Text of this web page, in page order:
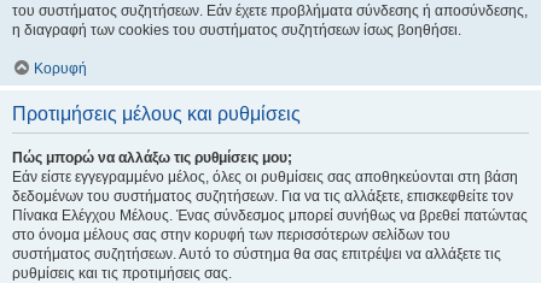
του συστήματος συζητήσεων. Εάν έχετε προβλήματα σύνδεσης ή αποσύνδεσης,
η διαγραφή των cookies του συστήματος συζητήσεων ίσως βοηθήσει.
Κορυφή
Προτιμήσεις μέλους και ρυθμίσεις
Πώς μπορώ να αλλάξω τις ρυθμίσεις μου;
Εάν είστε εγγεγραμμένο μέλος, όλες οι ρυθμίσεις σας αποθηκεύονται στη βάση
δεδομένων του συστήματος συζητήσεων. Για να τις αλλάξετε, επισκεφθείτε τον
Πίνακα Ελέγχου Μέλους. Ένας σύνδεσμος μπορεί συνήθως να βρεθεί πατώντας
στο όνομα μέλους σας στην κορυφή των περισσότερων σελίδων του
συστήματος συζητήσεων. Αυτό το σύστημα θα σας επιτρέψει να αλλάξετε τις
ρυθμίσεις και τις προτιμήσεις σας.